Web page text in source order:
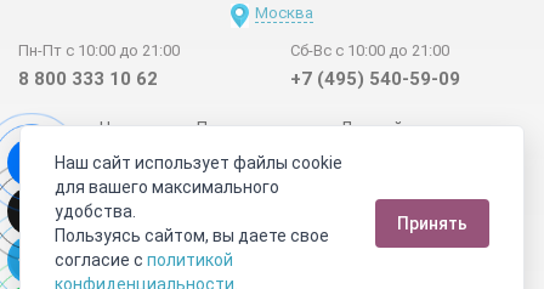
Москва
Пн-Пт с 10:00 до 21:00
8 800 333 10 62
Сб-Вс с 10:00 до 21:00
+7 (495) 540-59-09
Новинки Поставщикам
Личный счет
Договор-оферта
О нас
Наши магазины
Отзывы покупателей
Сертификаты
Статьи
Обратная связь
Видео о камнях СОУТ
Телеграм
Max
Наш сайт использует файлы cookie
для вашего максимального
удобства.
Пользуясь сайтом, вы даете свое
согласие с политикой
конфиденциальности
Принять